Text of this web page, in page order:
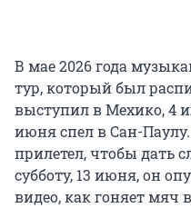
В мае 2026 года
тур, который был
выступил в Мехико, 4
июня спел в Сан-
прилетел, чтобы дать
субботу, 13 июня, он
видео, как гоняет мяч